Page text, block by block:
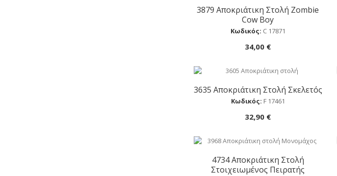
Αγορά
3879 Αποκριάτικη Στολή Zombie
Cow Boy
Κωδικός: C 17871
34,00 €
Αγορά
3635 Αποκριάτικη Στολή Σκελετός
Κωδικός: F 17461
32,90 €
Αγορά
4734 Αποκριάτικη Στολή
Στοιχειωμένος Πειρατής